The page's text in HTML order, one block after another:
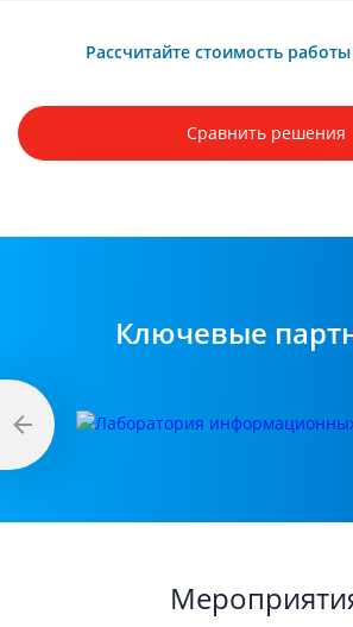
Рассчитайте стоимость
Сравнить решения
Ключевые